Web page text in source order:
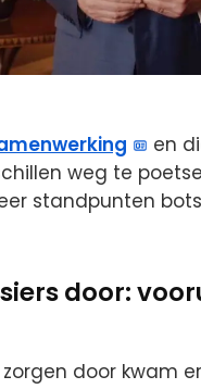
en
weg te
standpunten
door:
door kwam